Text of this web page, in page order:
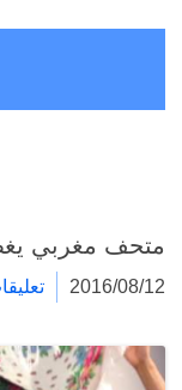
متحف مغربي
2016/08/12